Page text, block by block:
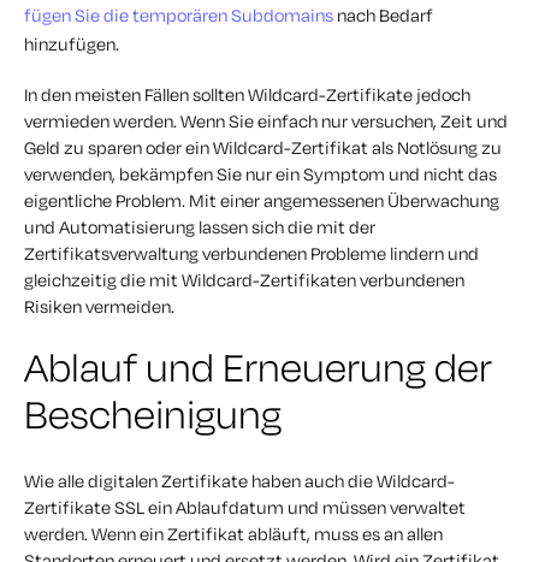
fügen Sie die temporären Subdomains nach Bedarf
hinzufügen.
In den meisten Fällen sollten Wildcard-Zertifikate jedoch
vermieden werden. Wenn Sie einfach nur versuchen, Zeit und
Geld zu sparen oder ein Wildcard-Zertifikat als Notlösung zu
verwenden, bekämpfen Sie nur ein Symptom und nicht das
eigentliche Problem. Mit einer angemessenen Überwachung
und Automatisierung lassen sich die mit der
Zertifikatsverwaltung verbundenen Probleme lindern und
gleichzeitig die mit Wildcard-Zertifikaten verbundenen
Risiken vermeiden.
Ablauf und Erneuerung der
Bescheinigung
Wie alle digitalen Zertifikate haben auch die Wildcard-
Zertifikate SSL ein Ablaufdatum und müssen verwaltet
werden. Wenn ein Zertifikat abläuft, muss es an allen